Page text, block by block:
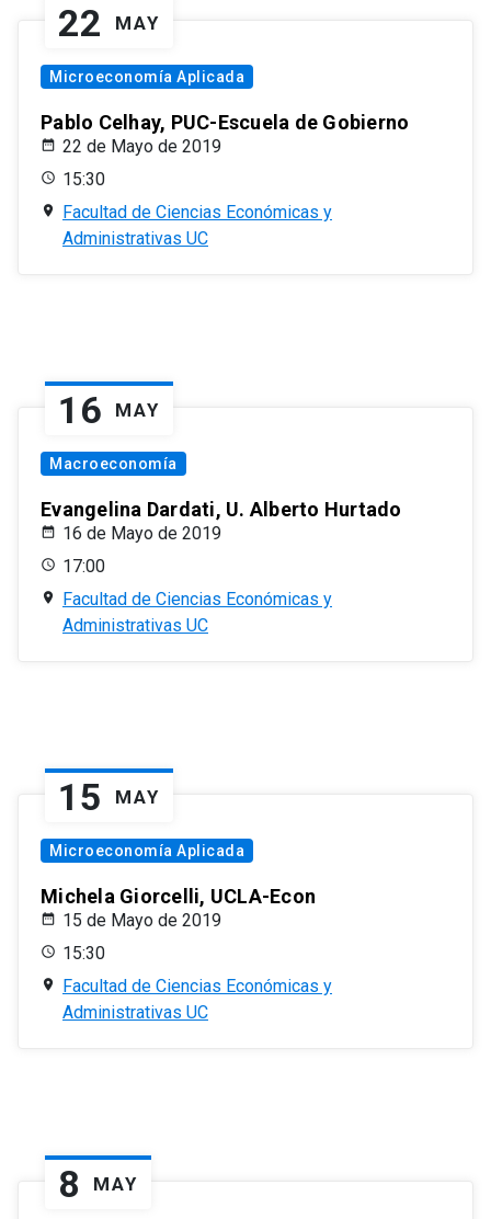
22 MAY
Microeconomía Aplicada
Pablo Celhay, PUC-Escuela de Gobierno
22 de Mayo de 2019
15:30
Facultad de Ciencias Económicas y
Administrativas UC
16 MAY
Macroeconomía
Evangelina Dardati, U. Alberto Hurtado
16 de Mayo de 2019
17:00
Facultad de Ciencias Económicas y
Administrativas UC
15 MAY
Microeconomía Aplicada
Michela Giorcelli, UCLA-Econ
15 de Mayo de 2019
15:30
Facultad de Ciencias Económicas y
Administrativas UC
8 MAY